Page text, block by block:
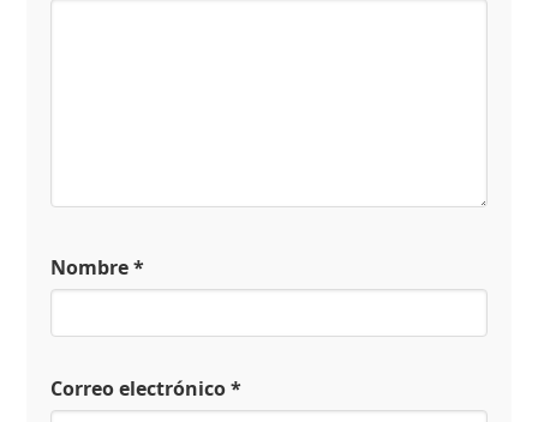
Nombre*
Correo electrónico*